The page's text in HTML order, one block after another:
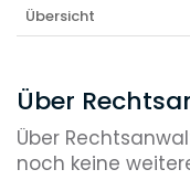
Übersicht
Über
Über
noch keine